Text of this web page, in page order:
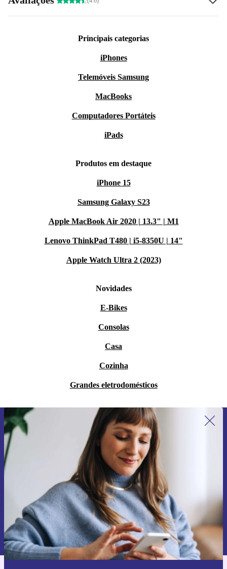
Principais categorias
iPhones
Telemóveis Samsung
MacBooks
Computadores Portáteis
iPads
Produtos em destaque
iPhone 15
Samsung Galaxy S23
Apple MacBook Air 2020 | 13.3" | M1
Lenovo ThinkPad T480 | i5-8350U | 14"
Apple Watch Ultra 2 (2023)
Novidades
E-Bikes
Consolas
Casa
Cozinha
Grandes eletrodomésticos
Subscreve a nossa newsletter pela
primeira vez e poupa 15€!
Não percas mais nenhuma oferta.
Pedir voucher
Informações sobre o uso de dados pessoais podem ser encontrados na
nossa
Política de Privacidade.